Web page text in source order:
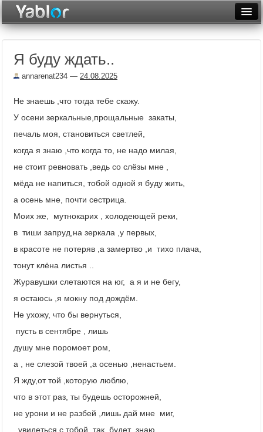
Рейтинги
Фототоп
Я буду ждать..
annarenat234 — 24.08.2025
Не знаешь ,что тогда тебе скажу.
У осени зеркальные,прощальные закаты,
печаль моя, становиться светлей,
когда я знаю ,что когда то, не надо милая,
не стоит ревновать ,ведь со слёзы мне ,
мёда не напиться, тобой одной я буду жить,
а осень мне, почти сестрица.
Моих же, мутнокарих , холодеющей реки,
в тиши запруд,на зеркала ,у первых,
в красоте не потеряв ,а замертво ,и тихо плача,
тонут клёна листья ..
Журавушки слетаются на юг, а я и не бегу,
я остаюсь ,я мокну под дождём.
Не ухожу, что бы вернуться,
пусть в сентябре , лишь
душу мне поромоет ром,
а , не слезой твоей ,а осенью ,ненастьем.
Я жду,от той ,которую люблю,
что в этот раз, ты будешь осторожней,
не урони и не разбей ,лишь дай мне миг,
увидеться с тобой, так будет ,знаю,